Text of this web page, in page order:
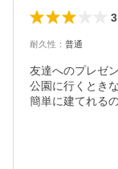
3
耐久性 ： 普通
友達へのプレゼ
公園に行くとき
簡単に建てれる